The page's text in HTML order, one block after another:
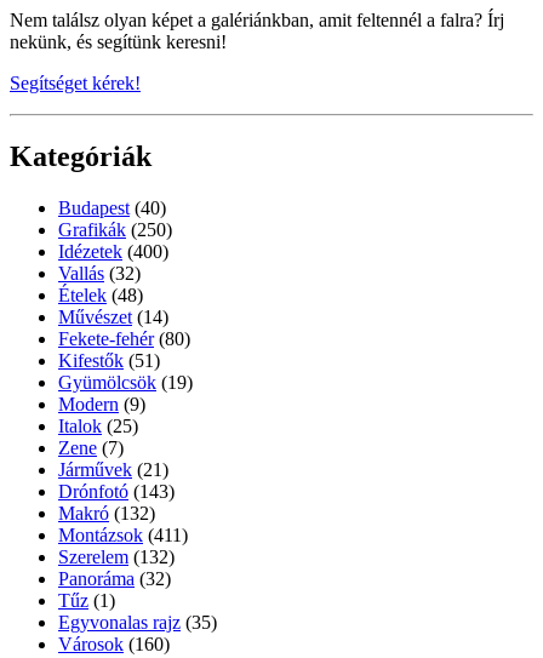
Nem találsz olyan képet a galériánkban, amit feltennél a falra? Írj
nekünk, és segítünk keresni!
Segítséget kérek!
Kategóriák
Budapest (40)
Grafikák (250)
Idézetek (400)
Vallás (32)
Ételek (48)
Művészet (14)
Fekete-fehér (80)
Kifestők (51)
Gyümölcsök (19)
Modern (9)
Italok (25)
Zene (7)
Járművek (21)
Drónfotó (143)
Makró (132)
Montázsok (411)
Szerelem (132)
Panoráma (32)
Tűz (1)
Egyvonalas rajz (35)
Városok (160)